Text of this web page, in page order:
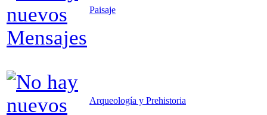
Paisaje
Arqueología y Prehistoria